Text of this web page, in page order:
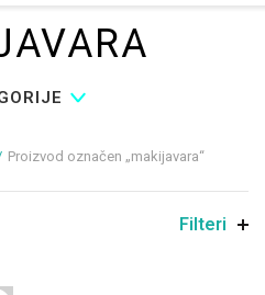
Proizvod označen „makijavara“
Filteri